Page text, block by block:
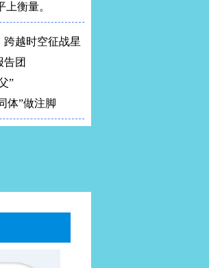
国天眼”建设历程
衡量。
越时空征战星
告团
”
体”做注脚